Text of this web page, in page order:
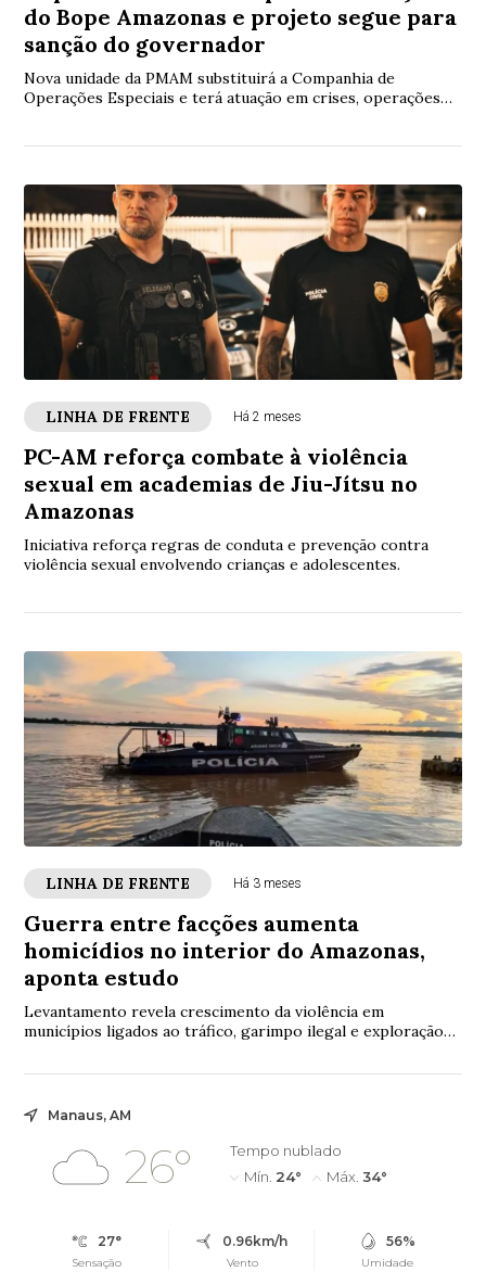
do Bope Amazonas e projeto segue para
sanção do governador
Nova unidade da PMAM substituirá a Companhia de
Operações Especiais e terá atuação em crises, operações
LINHA DE FRENTE Há 2 meses
PC-AM reforça combate à violência
sexual em academias de Jiu-Jítsu no
Amazonas
Iniciativa reforça regras de conduta e prevenção contra
violência sexual envolvendo crianças e adolescentes.
LINHA DE FRENTE Há 3 meses
Guerra entre facções aumenta
homicídios no interior do Amazonas,
aponta estudo
Levantamento revela crescimento da violência em
municípios ligados ao tráfico, garimpo ilegal e exploração
Manaus, AM
26°
Tempo nublado
Mín. 24° Máx. 34°
27°
Sensação
0.96km/h
Vento
56%
Umidade